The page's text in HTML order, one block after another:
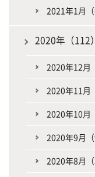
2021年1月（
2020年（112）
2020年12月
2020年11月
2020年10月
2020年9月（
2020年8月（